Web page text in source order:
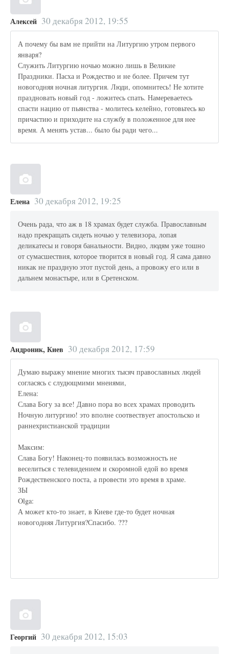
Алексей 30 декабря 2012, 19:55
А почему бы вам не прийти на Литургию утром первого
января?
Служить Литургию ночью можно лишь в Великие
Праздники. Пасха и Рождество и не более. Причем тут
новогодняя ночная литургия. Люди, опомнитесь! Не хотите
праздновать новый год - ложитесь спать. Намереваетесь
спасти нацию от пьянства - молитесь келейно, готовьтесь ко
причастию и приходите на службу в положенное для нее
время. А менять устав... было бы ради чего...
Елена 30 декабря 2012, 19:25
Очень рада, что аж в 18 храмах будет служба. Православным
надо прекращать сидеть ночью у телевизора, лопая
деликатесы и говоря банальности. Видно, людям уже тошно
от сумасшествия, которое творится в новый год. Я сама давно
никак не праздную этот пустой день, а провожу его или в
дальнем монастыре, или в Сретенском.
Андроник, Киев 30 декабря 2012, 17:59
Думаю выражу мнение многих тысяч православных людей
согласясь с слудющмими мнеиями,
Елена:
Слава Богу за все! Давно пора во всех храмах проводить
Ночную литургию! это вполне соотвествует апостольско и
раннехристианской традиции
Максим:
Слава Богу! Наконец-то появилась возможность не
веселиться с телевидением и скоромной едой во время
Рождественского поста, а провести это время в храме.
ЗЫ
Olga:
А может кто-то знает, в Киеве где-то будет ночная
новогодняя Литургия?Спасибо. ???
Георгий 30 декабря 2012, 15:03